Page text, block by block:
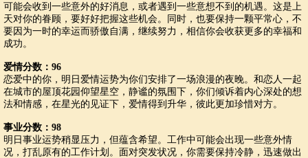
可能会收到一些意外的好消息，或者遇到一些意想不到的机遇。这是上
天对你的眷顾，要好好把握这些机会。同时，也要保持一颗平常心，不
要因为一时的幸运而骄傲自满，继续努力，相信你会收获更多的幸福和
成功。
爱情分数：96
恋爱中的你，明日爱情运势为你们安排了一场浪漫的夜晚。和恋人一起
在城市的屋顶花园仰望星空，静谧的氛围下，你们倾诉着内心深处的想
法和情感，在星光的见证下，爱情得到升华，彼此更加珍惜对方。
事业分数：98
明日事业运势稍显压力，但蕴含希望。工作中可能会出现一些意外情
况，打乱原有的工作计划。面对突发状况，你需要保持冷静，迅速做出